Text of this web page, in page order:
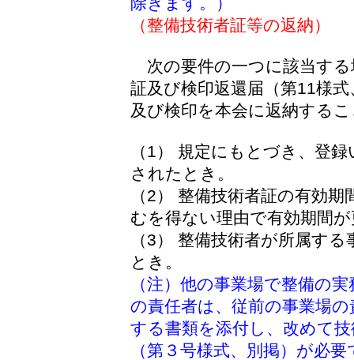
（整備技術者証等の返納）
次の要件の一つに該当する
証及び検印返還届（第11様
及び検印を本会に返納する
（1） 規定にもとづき、登
されたとき。
（2） 整備技術者証の有効
むを得ない理由で有効期間
（3） 整備技術者が所属す
とき。
（注）他の事業場で整備の
の責任者は、従前の事業場
する書類を添付し、改めて
（第３号様式、別掲）が必要